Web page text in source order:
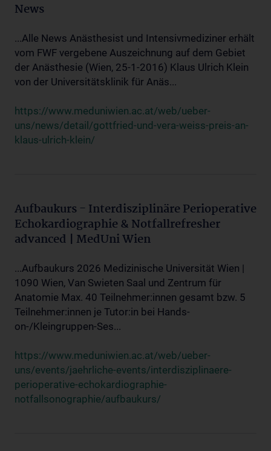
News
...Alle News Anästhesist und Intensivmediziner erhält
vom FWF vergebene Auszeichnung auf dem Gebiet
der Anästhesie (Wien, 25-1-2016) Klaus Ulrich Klein
von der Universitätsklinik für Anäs...
https://www.meduniwien.ac.at/web/ueber-
uns/news/detail/gottfried-und-vera-weiss-preis-an-
klaus-ulrich-klein/
Aufbaukurs - Interdisziplinäre Perioperative
Echokardiographie & Notfallrefresher
advanced | MedUni Wien
...Aufbaukurs 2026 Medizinische Universität Wien |
1090 Wien, Van Swieten Saal und Zentrum für
Anatomie Max. 40 Teilnehmer:innen gesamt bzw. 5
Teilnehmer:innen je Tutor:in bei Hands-
on-/Kleingruppen-Ses...
https://www.meduniwien.ac.at/web/ueber-
uns/events/jaehrliche-events/interdisziplinaere-
perioperative-echokardiographie-
notfallsonographie/aufbaukurs/